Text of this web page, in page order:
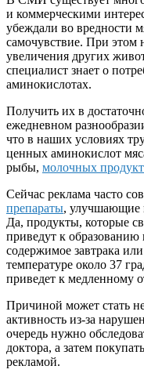
и коммерческими
убеждали во вредности
самочувствие. При этом
увеличения других
специалист знает о
аминокислотах.
Получить их в
ежедневном
что в наших условиях
ценных аминокислот
рыбы, молочных
Сейчас реклама часто
препараты, улучшающие
Да, продукты, которые
приведут к образованию
содержимое завтрака
температуре около 37
приведет к медленному
Причиной может стать
активность из-за
очередь нужно
доктора, а затем
рекламой.